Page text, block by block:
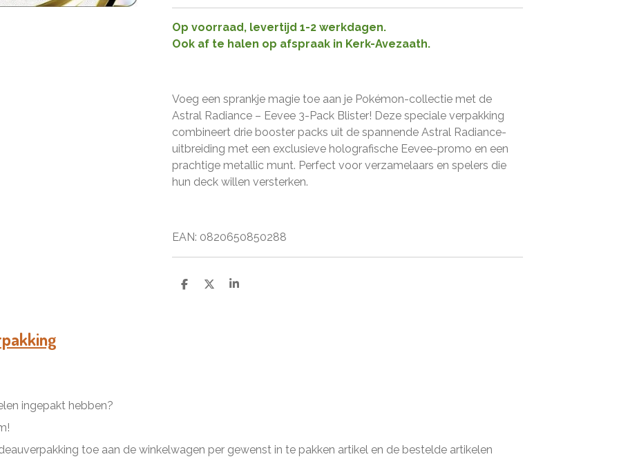
Op voorraad, levertijd 1-2 werkdagen.
Ook af te halen op afspraak in Kerk-Avezaath.
Voeg een sprankje magie toe aan je Pokémon-collectie met de
Astral Radiance – Eevee 3-Pack Blister! Deze speciale verpakking
combineert drie booster packs uit de spannende Astral Radiance-
uitbreiding met een exclusieve holografische Eevee-promo en een
prachtige metallic munt. Perfect voor verzamelaars en spelers die
hun deck willen versterken.
EAN: 0820650850288
D
D
S
ingepakt hebben?
toe aan de winkelwagen per gewenst in te pakken artikel en de bestelde artikelen